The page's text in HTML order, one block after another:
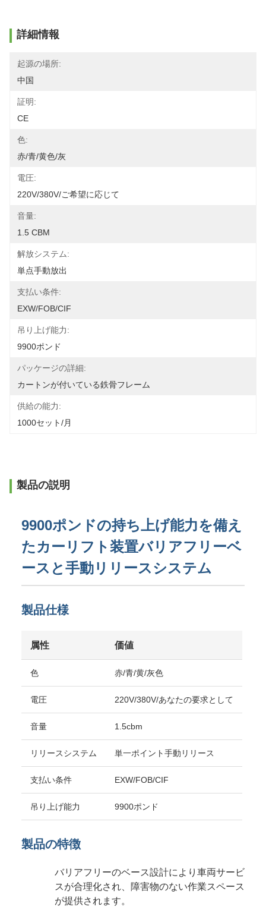
詳細情報
起源の場所:
中国
証明:
CE
色:
赤/青/黄色/灰
電圧:
220V/380V/ご希望に応じて
音量:
1.5 CBM
解放システム:
単点手動放出
支払い条件:
EXW/FOB/CIF
吊り上げ能力:
9900ポンド
パッケージの詳細:
カートンが付いている鉄骨フレーム
供給の能力:
1000セット/月
製品の説明
9900ポンドの持ち上げ能力を備え
たカーリフト装置バリアフリーベ
ースと手動リリースシステム
製品仕様
属性 価値
色 赤/青/黄/灰色
電圧 220V/380V/あなたの要求として
音量 1.5cbm
リリースシステム 単一ポイント手動リリース
支払い条件 EXW/FOB/CIF
吊り上げ能力 9900ポンド
製品の特徴
バリアフリーのベース設計により車両サービ
スが合理化され、障害物のない作業スペース
が提供されます。